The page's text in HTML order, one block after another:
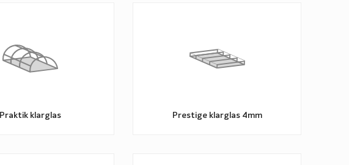
Praktik klarglas Prestige klarglas 4mm